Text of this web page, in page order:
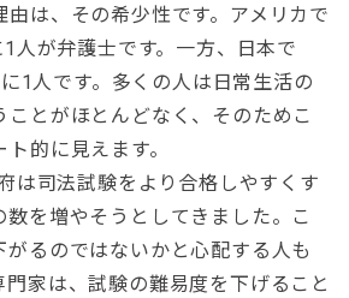
は、その希少性です。アメリカで
人が弁護士です。一方、日本で
1人です。多くの人は日常生活の
ことがほとんどなく、そのためこ
的に見えます。
は司法試験をより合格しやすくす
数を増やそうとしてきました。こ
がるのではないかと心配する人も
門家は、試験の難易度を下げること